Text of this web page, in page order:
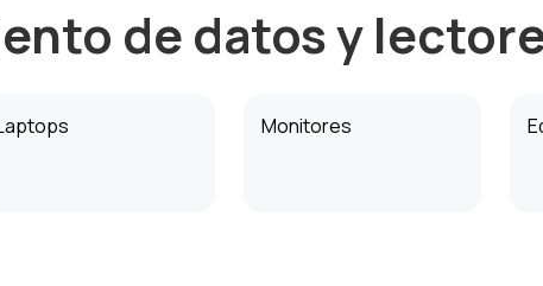
de datos y
Monitores